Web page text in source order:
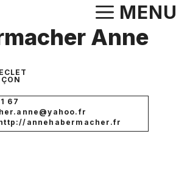
contenu
MENU
Anne
67
annehabermacher.fr